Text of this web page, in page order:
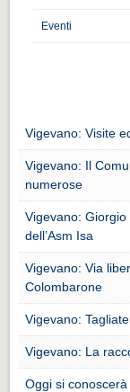
Cultura e
PROGETTI
PROGETTI
Progetti Aperti
Progetti
Progetti Realizzati
Progetti
EVENTI
EVENTI
Eventi
Vigevano: Visite
Vigevano: Il
numerose
Vigevano:
dell’Asm Isa
Vigevano: Via
Colombarone
Vigevano:
Vigevano: La
Oggi si